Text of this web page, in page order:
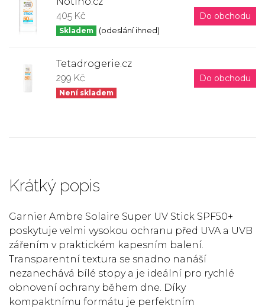
405 Kč
Skladem (odeslání ihned)
Do obchodu
Tetadrogerie.cz
299 Kč
Není skladem
Do obchodu
Krátký popis
Garnier Ambre Solaire Super UV Stick SPF50+
poskytuje velmi vysokou ochranu před UVA a UVB
zářením v praktickém kapesním balení.
Transparentní textura se snadno nanáší
nezanechává bílé stopy a je ideální pro rychlé
obnovení ochrany během dne. Díky
kompaktnímu formátu je perfektním